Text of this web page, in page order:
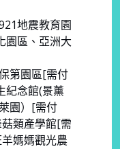
地震教育園
園區、亞洲大
第園區[需付
紀念館(景薰
園）[需付
類產學館[需
媽媽觀光農